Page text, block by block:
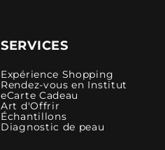
SERVICES
Expérience Shopping
Rendez-vous en Institut
eCarte Cadeau
Art d'Offrir
Échantillons
Diagnostic de peau